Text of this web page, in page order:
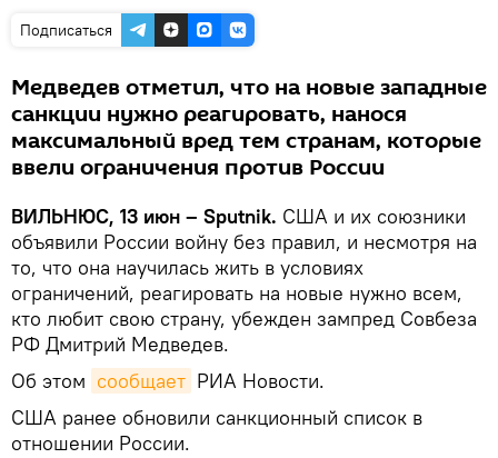
Подписаться
Медведев отметил, что на новые западные
санкции нужно реагировать, нанося
максимальный вред тем странам, которые
ввели ограничения против России
ВИЛЬНЮС, 13 июн – Sputnik. США и их союзники
объявили России войну без правил, и несмотря на
то, что она научилась жить в условиях
ограничений, реагировать на новые нужно всем,
кто любит свою страну, убежден зампред Совбеза
РФ Дмитрий Медведев.
Об этом сообщает РИА Новости.
США ранее обновили санкционный список в
отношении России.